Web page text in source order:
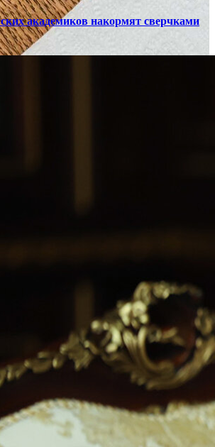
академиков накормят сверчками